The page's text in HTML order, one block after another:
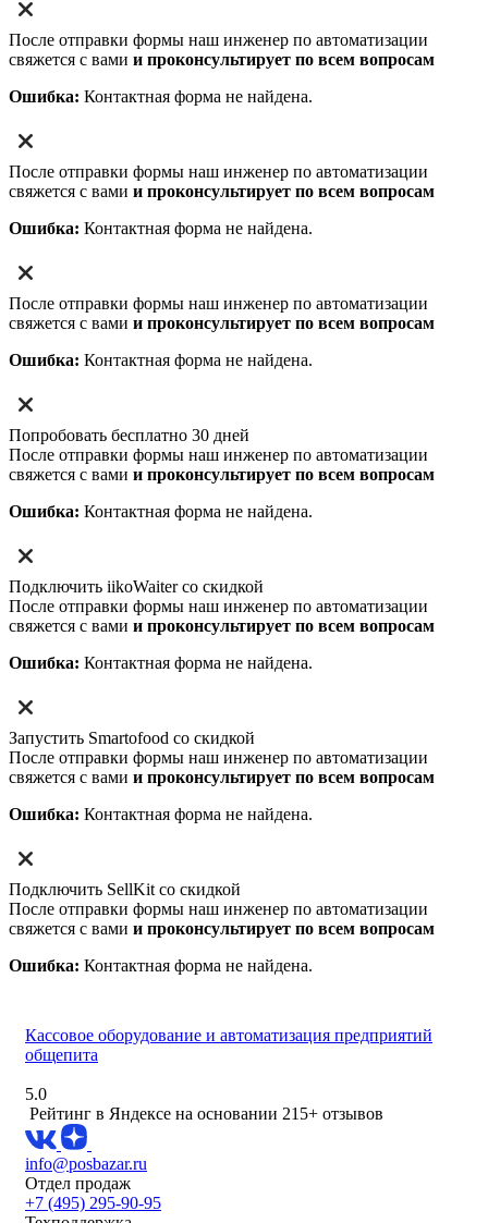
После отправки формы наш инженер по автоматизации
свяжется с вами и проконсультирует по всем вопросам
Ошибка: Контактная форма не найдена.
После отправки формы наш инженер по автоматизации
свяжется с вами и проконсультирует по всем вопросам
Ошибка: Контактная форма не найдена.
После отправки формы наш инженер по автоматизации
свяжется с вами и проконсультирует по всем вопросам
Ошибка: Контактная форма не найдена.
Попробовать бесплатно 30 дней
После отправки формы наш инженер по автоматизации
свяжется с вами и проконсультирует по всем вопросам
Ошибка: Контактная форма не найдена.
Подключить iikoWaiter со скидкой
После отправки формы наш инженер по автоматизации
свяжется с вами и проконсультирует по всем вопросам
Ошибка: Контактная форма не найдена.
Запустить Smartofood со скидкой
После отправки формы наш инженер по автоматизации
свяжется с вами и проконсультирует по всем вопросам
Ошибка: Контактная форма не найдена.
Подключить SellKit со скидкой
После отправки формы наш инженер по автоматизации
свяжется с вами и проконсультирует по всем вопросам
Ошибка: Контактная форма не найдена.
Кассовое оборудование и автоматизация предприятий
общепита
5.0
Рейтинг в Яндексе на основании 215+ отзывов
info@posbazar.ru
Отдел продаж
+7 (495) 295-90-95